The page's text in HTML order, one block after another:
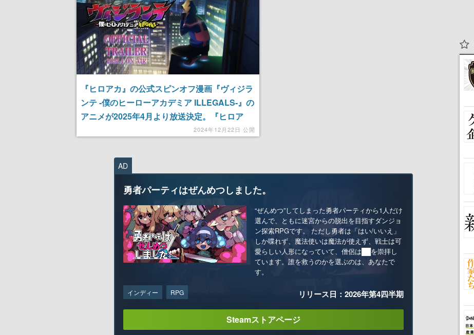
『ヒロアカ』の公式スピンオフ漫画『ヴィジラ
ンテ -僕のヒーローアカデミア ILLEGALS-』の
アニメが2025年4月より放送決定。『ヒロア
カ』の数年前を舞台に、非合法のヒーロー「ヴ
2024年12月22日 公開
AD
勇者パーティはぜんめつしました。
“ぜんめつ”してしまった勇者パーティから1人だけ
選んで、ともに迷宮からの脱出を目指すダンジョ
ン探索RPGです。 ただし勇者は「はい/いいえ」
しか喋れず、魔法使いは魔法が使えず、戦士は可
愛らしい人形になっていて、僧侶は██を崇拝し
ています。誰を救うのかを選ぶのは、あなたで
す。
インディー RPG リリース日：2026年第4四半期
Steamストアページ